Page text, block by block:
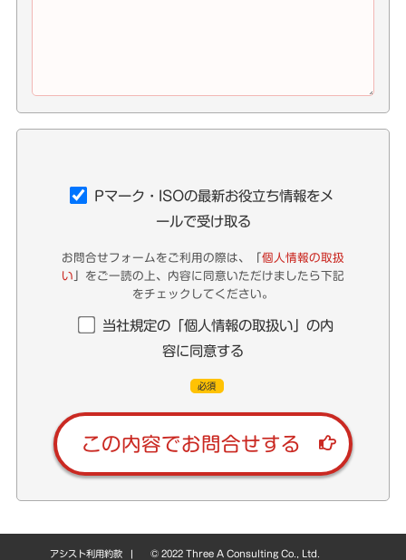
Pマーク・ISOの最新お役立ち情報をメ
ールで受け取る
お問合せフォームをご利用の際は、「 個人情報の取扱
い 」をご一読の上、 内容に同意いただけましたら下記
をチェックしてください。
当社規定の「個人情報の取扱い」の内
容に同意する
必須
アシスト利用約款 © 2022 Three A Consulting Co., Ltd.